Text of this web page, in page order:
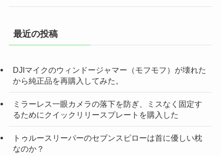
最近の投稿
DJIマイクのウィンドージャマー（モフモフ）が壊れた
から純正品を再購入してみた。
ミラーレス一眼カメラの落下を防ぎ、ミスなく固定す
るためにクイックリリースプレートを購入した
トゥルースリーパーのセブンスピローは首に優しい枕
なのか？